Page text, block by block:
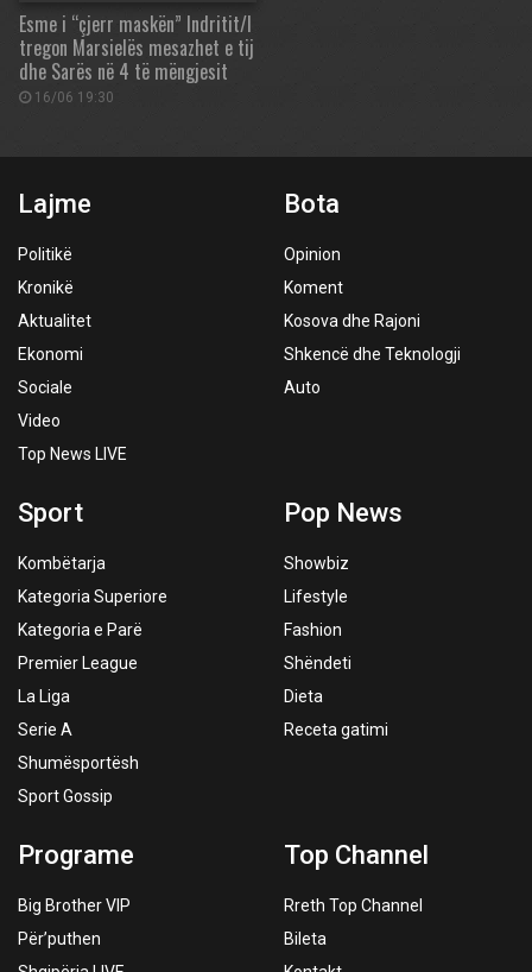
Esme i “çjerr maskën” Indritit/I
tregon Marsielës mesazhet e tij
dhe Sarës në 4 të mëngjesit
16/06 19:30
Lajme
Politikë
Kronikë
Aktualitet
Ekonomi
Sociale
Video
Top News LIVE
Bota
Opinion
Koment
Kosova dhe Rajoni
Shkencë dhe Teknologji
Auto
Sport
Kombëtarja
Kategoria Superiore
Kategoria e Parë
Premier League
La Liga
Serie A
Shumësportësh
Sport Gossip
Pop News
Showbiz
Lifestyle
Fashion
Shëndeti
Dieta
Receta gatimi
Programe
Big Brother VIP
Për’puthen
Top Channel
Rreth Top Channel
Bileta